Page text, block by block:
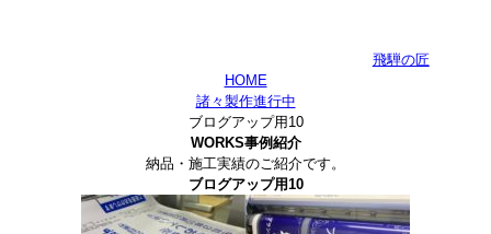
飛騨の匠
HOME
諸々製作進行中
ブログアップ用10
WORKS事例紹介
納品・施工実績のご紹介です。
ブログアップ用10